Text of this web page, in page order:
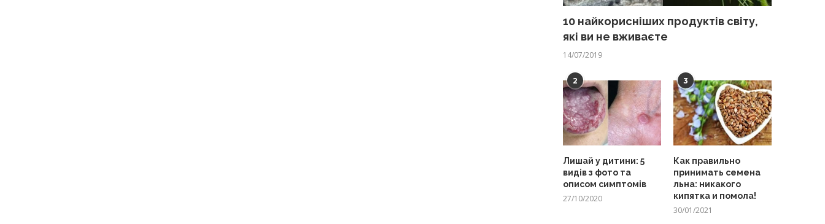
10 найкорисніших продуктів світу,
які ви не вживаєте
14/07/2019
2
Лишай у дитини: 5
видів з фото та
описом симптомів
27/10/2020
3
Как правильно
принимать семена
льна: никакого
кипятка и помола!
30/01/2021